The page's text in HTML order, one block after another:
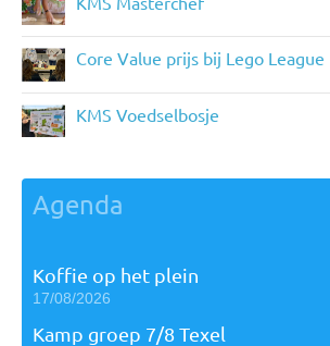
Core Value prijs bij Lego League
KMS Voedselbosje
Agenda
Koffie op het plein
17/08/2026
Kamp groep 7/8 Texel